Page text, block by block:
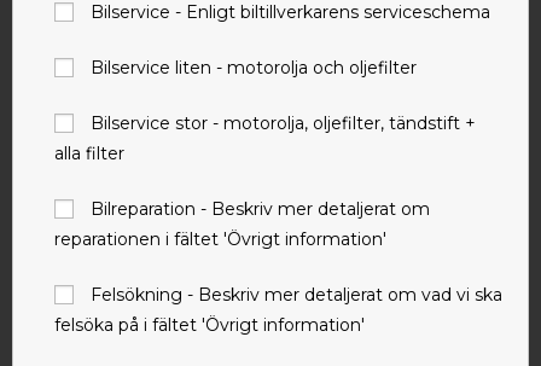
Bilservice - Enligt biltillverkarens serviceschema
Bilservice liten - motorolja och oljefilter
Bilservice stor - motorolja, oljefilter, tändstift +
alla filter
Bilreparation - Beskriv mer detaljerat om
reparationen i fältet 'Övrigt information'
Felsökning - Beskriv mer detaljerat om vad vi ska
felsöka på i fältet 'Övrigt information'